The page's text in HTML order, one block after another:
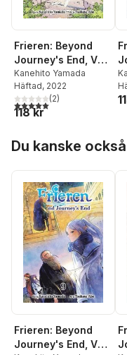
Frieren: Beyond
Journey's End, Vol.
1
Kanehito Yamada
Häftad, 2022
5,0utav 5 stjärnor. Totalt
(2)
118 kr
14
Du kanske
Frieren: Beyond
Journey's End, Vol.